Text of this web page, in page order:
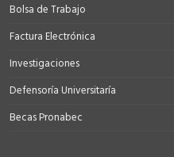
Bolsa de Trabajo
Factura Electrónica
Investigaciones
Defensoría Universitaría
Becas Pronabec